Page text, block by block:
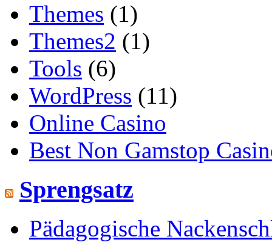
Themes (1)
Themes2 (1)
Tools (6)
WordPress (11)
Online Casino
Best Non Gamstop
Sprengsatz
Pädagogische